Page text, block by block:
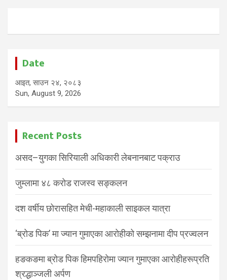
Date
आइत, साउन २४, २०८३
Sun, August 9, 2026
Recent Posts
असद–युगका सिरियाली अधिकारी लेबनानबाट पक्राउ
जुम्लामा ४८ करोड राजस्व सङ्कलन
दश वर्षीय छोरासहित मेची-महाकाली साइकल यात्रा
‘ब्रोड पिक’ मा ज्यान गुमाएका आरोहीको सम्झनामा दीप प्रज्वलन
हङकङमा ब्रोड पिक हिमपहिरोमा ज्यान गुमाएका आरोहीहरूप्रति
श्रद्धाञ्जली अर्पण